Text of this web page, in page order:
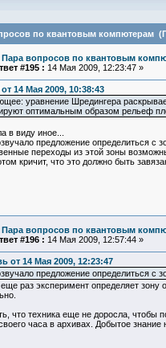
по квантовым компютерам
Пара вопросов по квантовым
#195 : 14 Мая 2009, 12:23:47 »
14 Мая 2009, 10:38:43
уравнение Шредингера
оптимальным образом рельеф
в виду иное...
предложение определиться с
переходы из этой зоны
кричит, что это должно быть
Пара вопросов по квантовым
#196 : 14 Мая 2009, 12:57:44 »
от 14 Мая 2009, 12:23:47
предложение определиться с
раз эксперимент определяет зону
что техника еще не доросла, чтобы
часа в архивах. Добытое